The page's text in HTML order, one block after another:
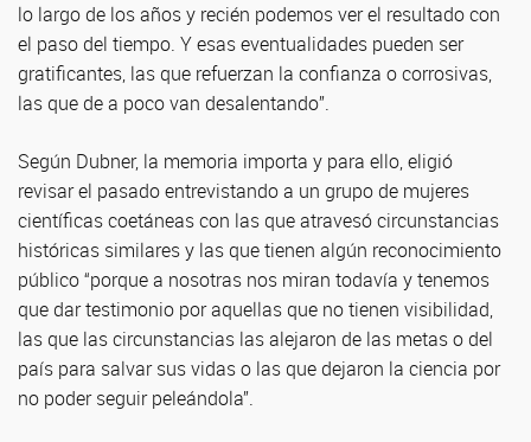
lo largo de los años y recién podemos ver el resultado con
el paso del tiempo. Y esas eventualidades pueden ser
gratificantes, las que refuerzan la confianza o corrosivas,
las que de a poco van desalentando”.
Según Dubner, la memoria importa y para ello, eligió
revisar el pasado entrevistando a un grupo de mujeres
científicas coetáneas con las que atravesó circunstancias
históricas similares y las que tienen algún reconocimiento
público “porque a nosotras nos miran todavía y tenemos
que dar testimonio por aquellas que no tienen visibilidad,
las que las circunstancias las alejaron de las metas o del
país para salvar sus vidas o las que dejaron la ciencia por
no poder seguir peleándola”.